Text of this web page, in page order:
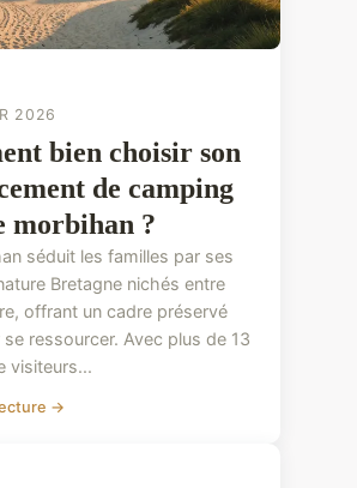
2026
bien choisir son
de camping
morbihan ?
séduit les familles par ses
Bretagne nichés entre
offrant un cadre préservé
se ressourcer. Avec plus de 13
visiteurs...
→